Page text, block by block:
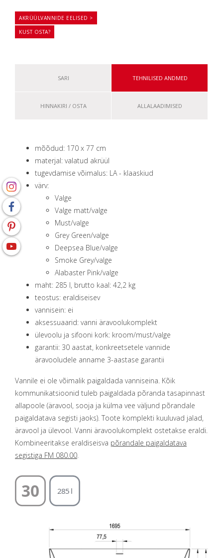
AKRÜÜLVANNIDE EELISED >
KUST OSTA?
SARI TEHNILISED ANDMED
HINNAKIRI / OSTA ALLALAADIMISED
mõõdud: 170 x 77 сm
materjal: valatud akrüül
tugevdamise võimalus: LA - klaaskiud
värv:
Valge
Valge matt/valge
Must/valge
Grey Green/valge
Deepsea Blue/valge
Smoke Grey/valge
Alabaster Pink/valge
maht: 285 l, brutto kaal: 42,2 kg
teostus: eraldiseisev
vannisein: ei
aksessuaarid: vanni äravoolukomplekt
ülevoolu ja sifooni kork: kroom/must/valge
garantii: 30 aastat, konkreetsetele vannide
äravooludele anname 3-aastase garantii
Vannile ei ole võimalik paigaldada vanniseina. Kõik
kommunikatsioonid tuleb paigaldada põranda tasapinnast
allapoole (äravool, sooja ja külma vee väljund põrandale
paigaldatava segisti jaoks). Toote komplekti kuuluvad jalad,
äravool ja ülevool. Vanni äravoolukomplekt ostetakse eraldi.
Kombineeritakse eraldiseisva põrandale paigaldatava
segistiga FM 080.00